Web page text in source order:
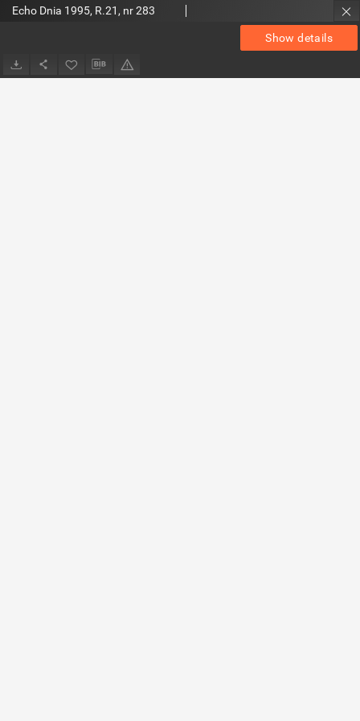
Show details
Echo Dnia 1995, R.21, nr 283